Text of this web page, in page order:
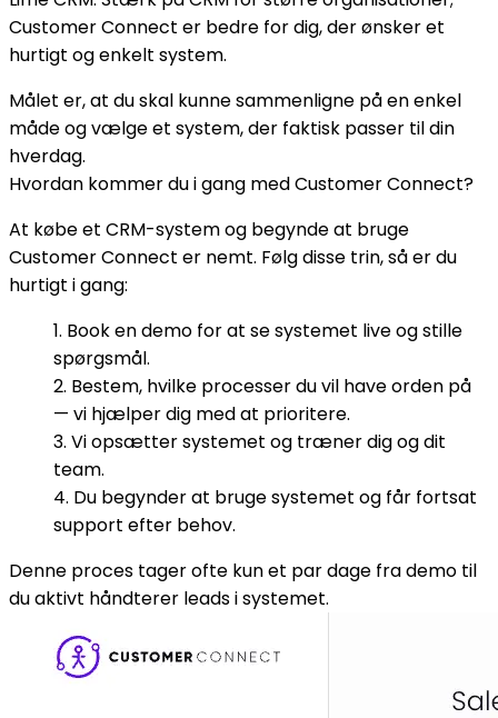
Customer Connect er bedre for dig, der ønsker et
hurtigt og enkelt system.
Målet er, at du skal kunne sammenligne på en enkel
måde og vælge et system, der faktisk passer til din
hverdag.
Hvordan kommer du i gang med Customer Connect?
At købe et CRM-system og begynde at bruge
Customer Connect er nemt. Følg disse trin, så er du
hurtigt i gang:
Book en demo for at se systemet live og stille
spørgsmål.
Bestem, hvilke processer du vil have orden på
— vi hjælper dig med at prioritere.
Vi opsætter systemet og træner dig og dit
team.
Du begynder at bruge systemet og får fortsat
support efter behov.
Denne proces tager ofte kun et par dage fra demo til
du aktivt håndterer leads i systemet.